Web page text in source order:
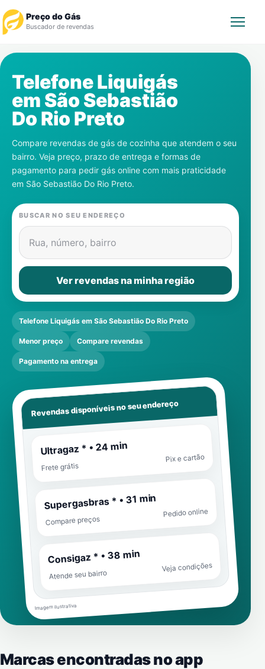
Preço do Gás
Buscador de revendas
Revendedor
Notícias
Cadastre-se
Gás
Contatos
Telefone Liquigás
em São Sebastião
Do Rio Preto
Compare revendas de gás de cozinha que atendem o seu
bairro. Veja preço, prazo de entrega e formas de
pagamento para pedir gás online com mais praticidade
em São Sebastião Do Rio Preto.
BUSCAR NO SEU ENDEREÇO
Rua, número, bairro
Ver revendas na minha região
Telefone Liquigás em São Sebastião Do Rio Preto
Menor preço Compare revendas
Pagamento na entrega
Revendas disponíveis no seu endereço
Ultragaz * • 24 min
Frete grátis
Pix e cartão
Supergasbras * • 31 min
Compare preços
Pedido online
Consigaz * • 38 min
Atende seu bairro
Veja condições
Imagem ilustrativa
Marcas encontradas no app